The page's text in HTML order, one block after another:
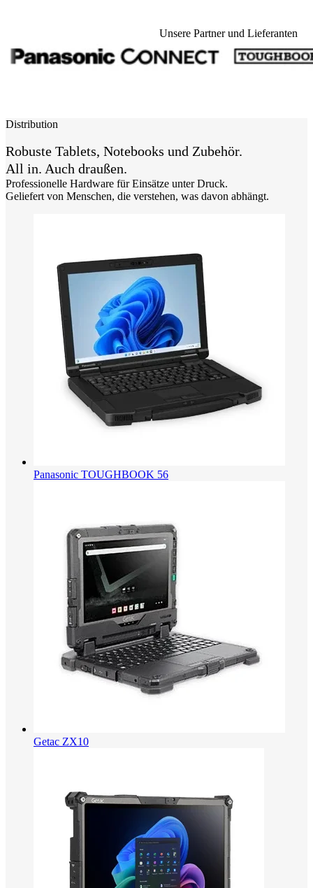
Unsere Partner und Lieferanten
Distribution
Robuste Tablets, Notebooks und Zubehör.
All in. Auch draußen.
Professionelle Hardware für Einsätze unter Druck.
Geliefert von Menschen, die verstehen, was davon abhängt.
Panasonic TOUGHBOOK 56
Getac ZX10